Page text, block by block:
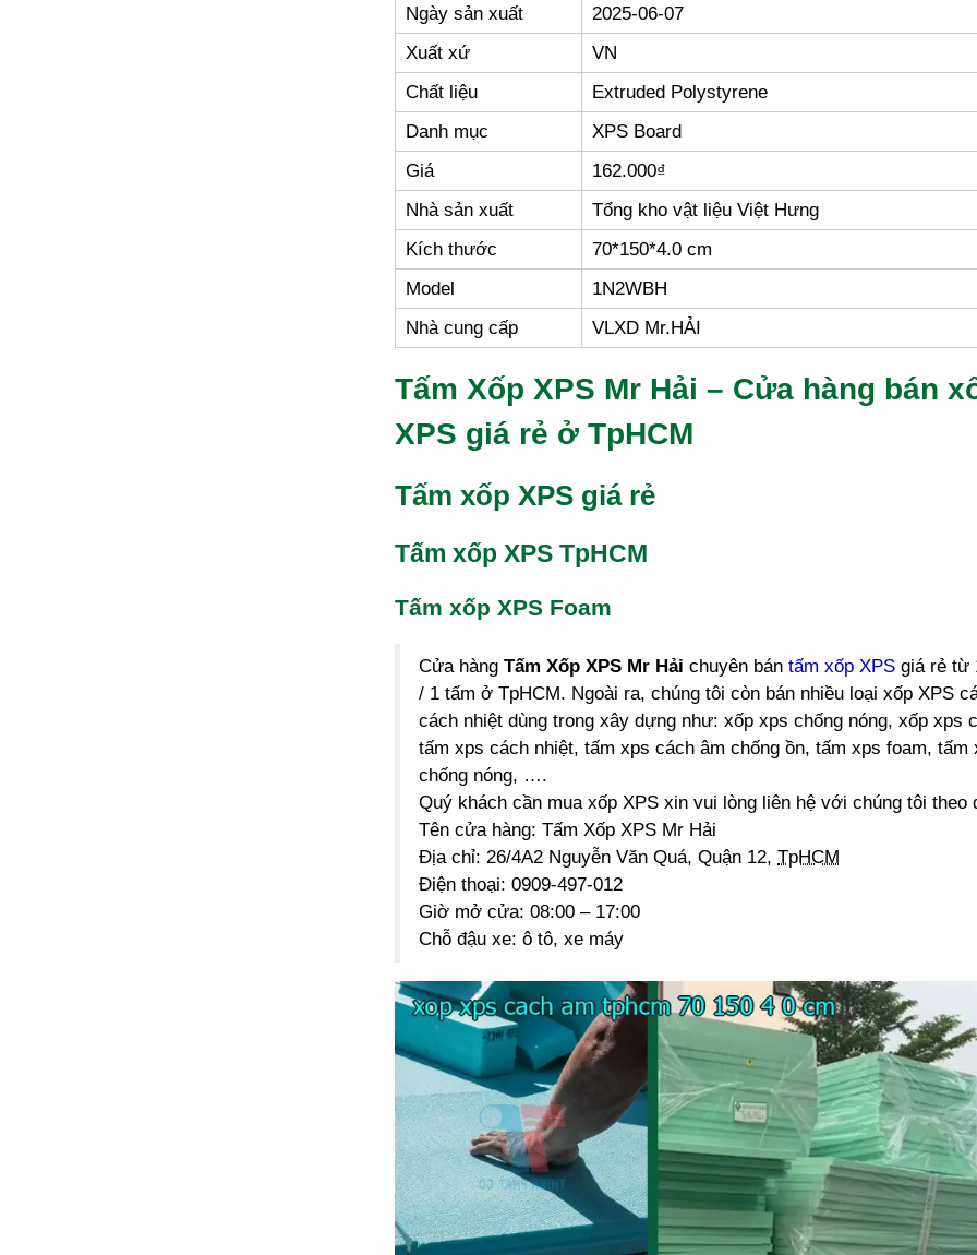
Ngày sản xuất
2025-06-07
Xuất xứ
VN
Chất liệu
Extruded Polystyrene
Danh mục
XPS Board
Giá
162.000₫
Nhà sản xuất
Tổng kho vật liệu Việt Hưng
Kích thước
70*150*4.0 cm
Model
1N2WBH
Nhà cung cấp
VLXD Mr.HẢI
Tấm Xốp XPS Mr Hải – Cửa hàng bán
XPS giá rẻ ở TpHCM
Tấm xốp XPS giá rẻ
Tấm xốp XPS TpHCM
Tấm xốp XPS Foam
Cửa hàng Tấm Xốp XPS Mr Hải chuyên bán tấm xốp XPS giá rẻ từ
/ 1 tấm ở TpHCM. Ngoài ra, chúng tôi còn bán nhiều loại xốp XPS
cách nhiệt dùng trong xây dựng như: xốp xps chống nóng, xốp xps
tấm xps cách nhiệt, tấm xps cách âm chống ồn, tấm xps foam, tấm
chống nóng, ….
Quý khách cần mua xốp XPS xin vui lòng liên hệ với chúng tôi theo
Tên cửa hàng: Tấm Xốp XPS Mr Hải
Địa chỉ: 26/4A2 Nguyễn Văn Quá, Quận 12, TpHCM
Điện thoại: 0909-497-012
Giờ mở cửa: 08:00 – 17:00
Chỗ đậu xe: ô tô, xe máy